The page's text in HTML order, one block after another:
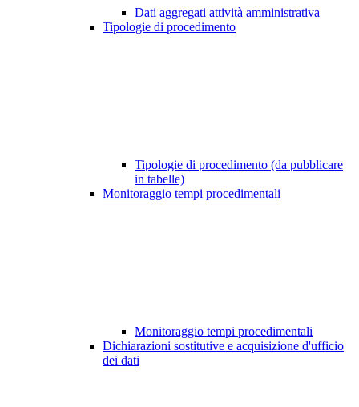
Dati aggregati attività amministrativa
Tipologie di procedimento
Tipologie di procedimento (da pubblicare
in tabelle)
Monitoraggio tempi procedimentali
Monitoraggio tempi procedimentali
Dichiarazioni sostitutive e acquisizione d'ufficio
dei dati